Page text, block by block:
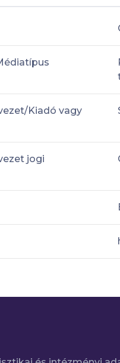
Kiadó vagy
jogi